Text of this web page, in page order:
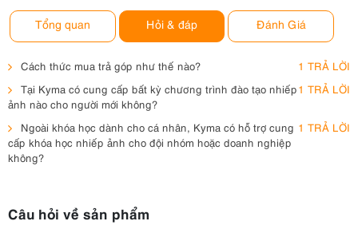
Tổng quan Hỏi & đáp Đánh Giá
Cách thức mua trả góp như thế nào?
1 TRẢ LỜI
Tại Kyma có cung cấp bất kỳ chương trình đào tạo nhiếp
ảnh nào cho người mới không?
1 TRẢ LỜI
Ngoài khóa học dành cho cá nhân, Kyma có hỗ trợ cung
cấp khóa học nhiếp ảnh cho đội nhóm hoặc doanh nghiệp
không?
1 TRẢ LỜI
Câu hỏi về sản phẩm